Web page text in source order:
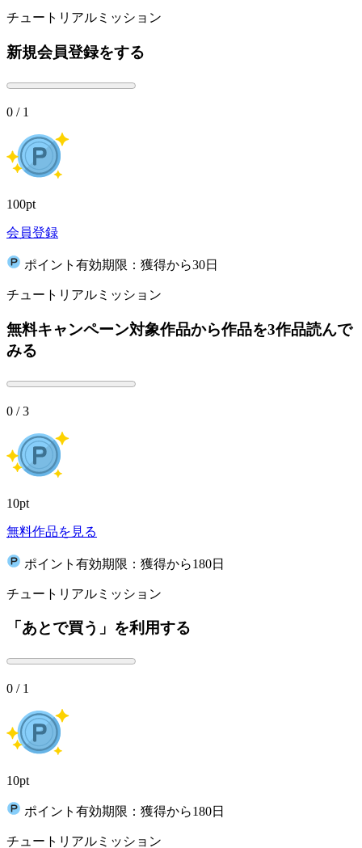
チュートリアルミッション
新規会員登録をする
0 / 1
100pt
会員登録
ポイント有効期限：獲得から30日
チュートリアルミッション
無料キャンペーン対象作品から作品を3作品読んで
みる
0 / 3
10pt
無料作品を見る
ポイント有効期限：獲得から180日
チュートリアルミッション
「あとで買う」を利用する
0 / 1
10pt
ポイント有効期限：獲得から180日
チュートリアルミッション